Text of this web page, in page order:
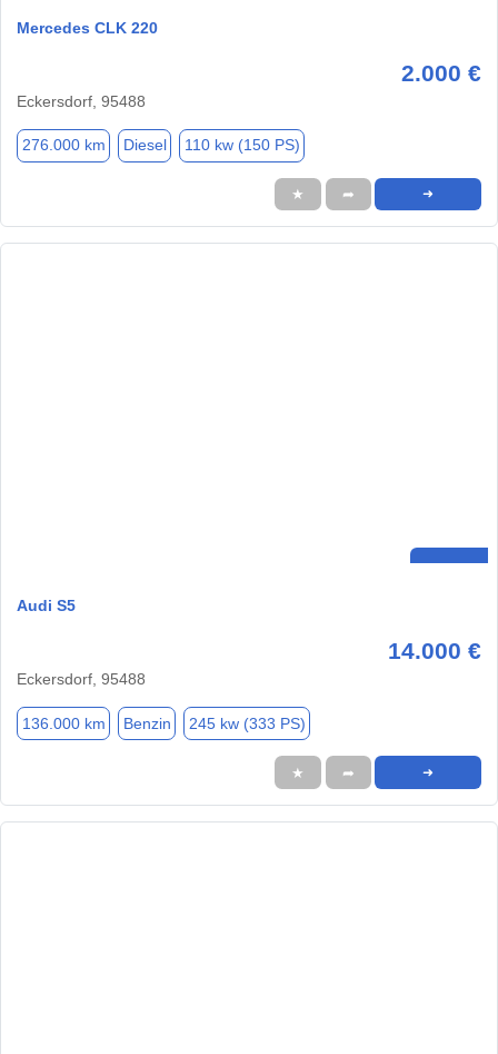
Mercedes CLK 220
2.000 €
Eckersdorf, 95488
276.000 km Diesel 110 kw (150 PS)
★ ➦ ➜
Audi S5
14.000 €
Eckersdorf, 95488
136.000 km Benzin 245 kw (333 PS)
★ ➦ ➜